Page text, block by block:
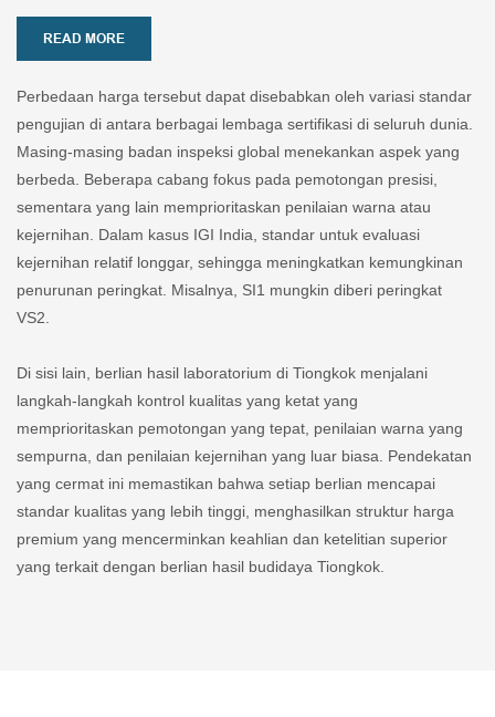
READ MORE
Perbedaan harga tersebut dapat disebabkan oleh variasi standar
pengujian di antara berbagai lembaga sertifikasi di seluruh dunia.
Masing-masing badan inspeksi global menekankan aspek yang
berbeda. Beberapa cabang fokus pada pemotongan presisi,
sementara yang lain memprioritaskan penilaian warna atau
kejernihan. Dalam kasus IGI India, standar untuk evaluasi
kejernihan relatif longgar, sehingga meningkatkan kemungkinan
penurunan peringkat. Misalnya, SI1 mungkin diberi peringkat
VS2.
Di sisi lain, berlian hasil laboratorium di Tiongkok menjalani
langkah-langkah kontrol kualitas yang ketat yang
memprioritaskan pemotongan yang tepat, penilaian warna yang
sempurna, dan penilaian kejernihan yang luar biasa. Pendekatan
yang cermat ini memastikan bahwa setiap berlian mencapai
standar kualitas yang lebih tinggi, menghasilkan struktur harga
premium yang mencerminkan keahlian dan ketelitian superior
yang terkait dengan berlian hasil budidaya Tiongkok.